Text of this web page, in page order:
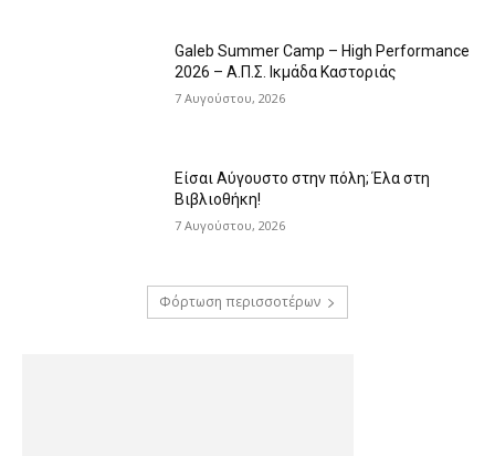
Galeb Summer Camp – High Performance
2026 – Α.Π.Σ. Ικμάδα Καστοριάς
7 Αυγούστου, 2026
Είσαι Αύγουστο στην πόλη; Έλα στη
Βιβλιοθήκη!
7 Αυγούστου, 2026
Φόρτωση περισσοτέρων